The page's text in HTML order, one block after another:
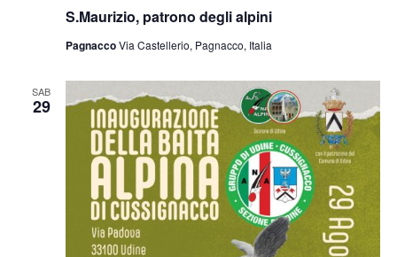
S.Maurizio, patrono degli alpini
PagnaccoVia Castellerio, Pagnacco, Italia
SAB
29